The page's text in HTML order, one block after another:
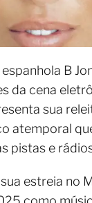
B
da cena
sua
atemporal
pistas e
estreia no